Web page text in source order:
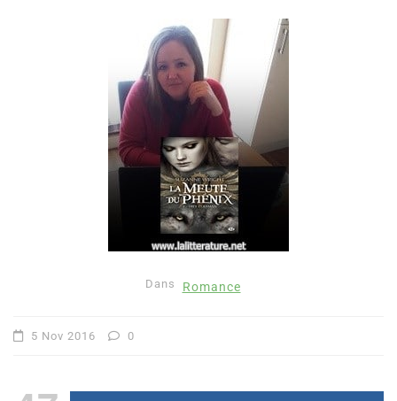
Dans Romance
5 Nov 2016 0